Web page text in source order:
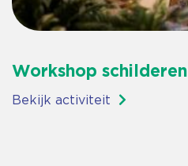
Workshop schilderen
Bekijk activiteit